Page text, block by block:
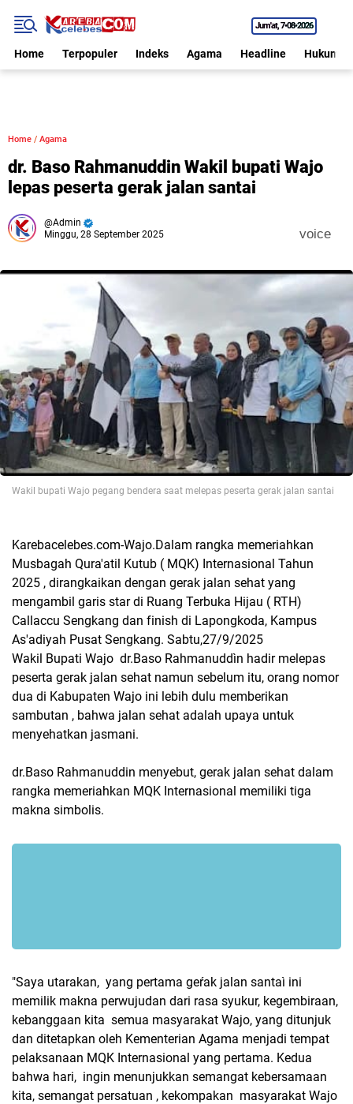
Jum'at 7•08•2026
Home Terpopuler Indeks Agama Headline Hukum
Home / Agama
dr. Baso Rahmanuddin Wakil bupati Wajo
lepas peserta gerak jalan santai
Admin
Minggu, 28 September 2025
voice
Wakil bupati Wajo pegang bendera saat melepas peserta gerak jalan santai
Karebacelebes.com-Wajo.Dalam rangka memeriahkan
Musbagah Qura'atil Kutub ( MQK) Internasional Tahun
2025 , dirangkaikan dengan gerak jalan sehat yang
mengambil garis star di Ruang Terbuka Hijau ( RTH)
Callaccu Sengkang dan finish di Lapongkoda, Kampus
As'adiyah Pusat Sengkang. Sabtu,27/9/2025
Wakil Bupati Wajo dr.Baso Rahmanuddìn hadir melepas
peserta gerak jalan sehat namun sebelum itu, orang nomor
dua di Kabupaten Wajo ini lebih dulu memberikan
sambutan , bahwa jalan sehat adalah upaya untuk
menyehatkan jasmani.
dr.Baso Rahmanuddin menyebut, gerak jalan sehat dalam
rangka memeriahkan MQK Internasional memiliki tiga
makna simbolis.
"Saya utarakan, yang pertama geŕak jalan santaì ini
memilik makna perwujudan dari rasa syukur, kegembiraan,
kebanggaan kita semua masyarakat Wajo, yang ditunjuk
dan ditetapkan oleh Kementerian Agama menjadi tempat
pelaksanaan MQK Internasional yang pertama. Kedua
bahwa hari, ingin menunjukkan semangat kebersamaan
kita, semangat persatuan , kekompakan masyarakat Wajo